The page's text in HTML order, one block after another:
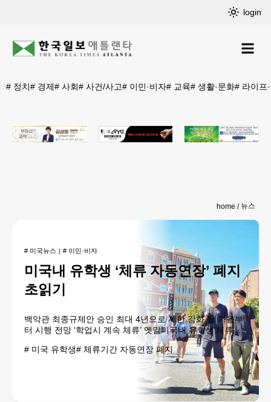
login
# 정치# 경제# 사회# 사건/사고# 이민·비자# 교육# 생활·문화# 라이프
home 뉴스
# 미국뉴스 # 이민·비자
미국내 유학생 ‘체류 자동연장’ 폐지
초읽기
백악관 최종규제안 승인 최대 4년으로 제한 강화 올 가을부
터 시행 전망 ‘학업시 계속 체류’ 옛말미국내 유학생‘체류 자
동연장’ 폐지 규정 시행이 초읽기에 들어가면서 유학생이 많
은 USC와 UCLA 등 LA 지역 대학들에도 큰 영향을 미칠 전
망이다. [박상혁 기자] 미국 내 외국인 유학생과 교환 연수생
# 미국 유학생# 체류기간 자동연장 폐지